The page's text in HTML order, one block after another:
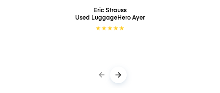
Eric Strauss
Used LuggageHeroAyer
★★★★★